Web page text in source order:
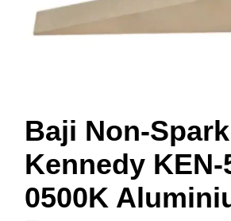
Baji Non-
Kennedy KEN-
0500K